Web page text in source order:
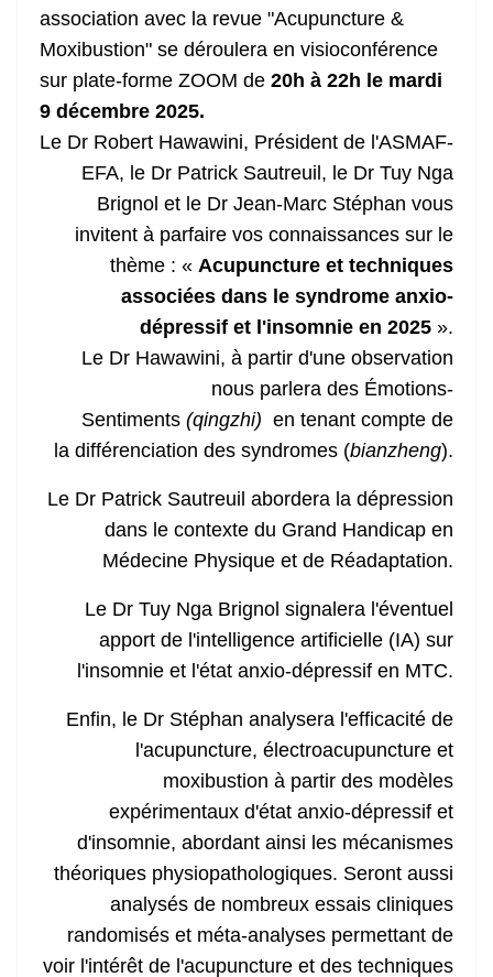
association avec la revue "Acupuncture &
Moxibustion" se déroulera en visioconférence
sur plate-forme ZOOM de 20h à 22h le mardi
9 décembre 2025.
Le Dr Robert Hawawini, Président de l'ASMAF-
EFA, le Dr Patrick Sautreuil, le Dr Tuy Nga
Brignol et le Dr Jean-Marc Stéphan vous
invitent à parfaire vos connaissances sur le
thème : « Acupuncture et techniques
associées dans le syndrome anxio-
dépressif et l'insomnie en 2025 ».
Le Dr Hawawini, à partir d'une observation
nous parlera des Émotions-
Sentiments (qingzhi) en tenant compte de
la différenciation des syndromes (bianzheng).
Le Dr Patrick Sautreuil abordera la dépression
dans le contexte du Grand Handicap en
Médecine Physique et de Réadaptation.
Le Dr Tuy Nga Brignol signalera l'éventuel
apport de l'intelligence artificielle (IA) sur
l'insomnie et l'état anxio-dépressif en MTC.
Enfin, le Dr Stéphan analysera l'efficacité de
l'acupuncture, électroacupuncture et
moxibustion à partir des modèles
expérimentaux d'état anxio-dépressif et
d'insomnie, abordant ainsi les mécanismes
théoriques physiopathologiques. Seront aussi
analysés de nombreux essais cliniques
randomisés et méta-analyses permettant de
voir l'intérêt de l'acupuncture et des techniques